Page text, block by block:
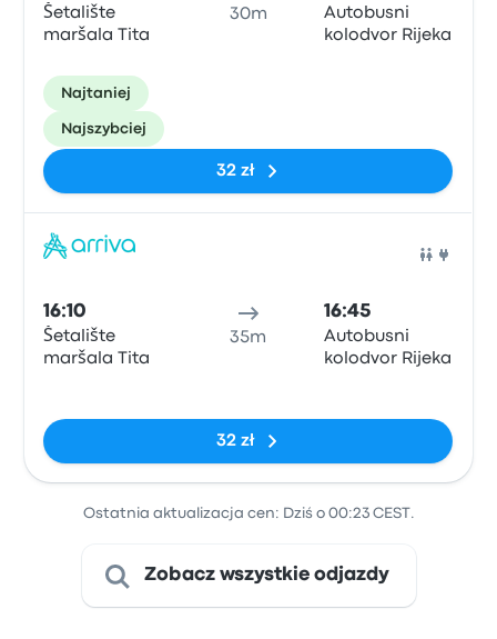
Šetalište
maršala Tita
30m
Autobusni
kolodvor Rijeka
Najtaniej
Najszybciej
32 zł
16:10
Šetalište
maršala Tita
35m
16:45
Autobusni
kolodvor Rijeka
32 zł
Ostatnia aktualizacja cen: Dziś o 00:23 CEST.
Zobacz wszystkie odjazdy